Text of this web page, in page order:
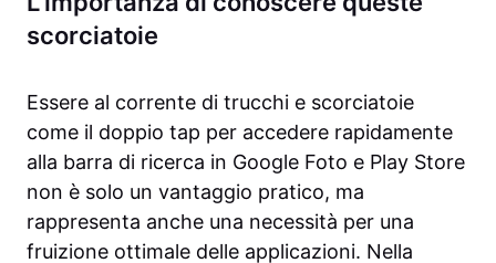
scorciatoie
Essere al corrente di trucchi e scorciatoie
come il doppio tap per accedere rapidamente
alla barra di ricerca in Google Foto e Play Store
non è solo un vantaggio pratico, ma
rappresenta anche una necessità per una
fruizione ottimale delle applicazioni. Nella